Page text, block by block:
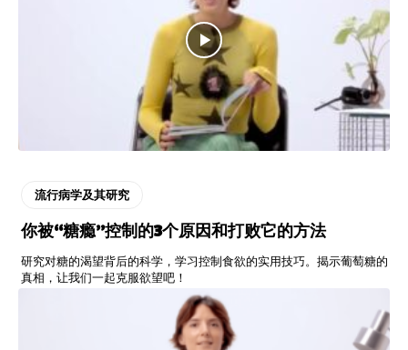
流行病学及其研究
你被“糖瘾”控制的3个原因和打败它的方法
研究对糖的渴望背后的科学，学习控制食欲的实用技巧。揭示葡萄糖的
真相，让我们一起克服欲望吧！